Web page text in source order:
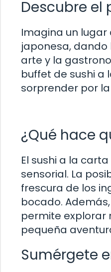
Descubre el
Imagina un
japonesa, dando
arte y la
buffet de sushi a
sorprender por
¿Qué hace
El sushi a la
sensorial. La
frescura de los
bocado.
permite explorar
pequeña
Sumérgete